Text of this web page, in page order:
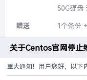
50G硬盘
赠送 1个备份
可升级 硬盘,带
说明 5G防御
关于Centos官网停止
重大通知！用户您好，以下